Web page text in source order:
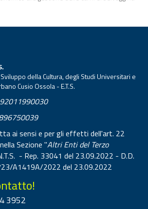
della Cultura, degli Studi Universitari e
Cusio Ossola - E.T.S.
92011990030
ai sensi e per gli effetti dell'art. 22
Sezione "Altri Enti del Terzo
- Rep. 33041 del 23.09.2022 - D.D.
A1419A/2022 del 23.09.2022
3952